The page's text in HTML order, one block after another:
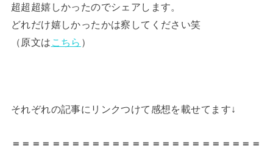
超超超嬉しかったのでシェアします。
どれだけ嬉しかったかは察してください笑
（原文は こちら ）
それぞれの記事にリンクつけて感想を載せてます↓
＝＝＝＝＝＝＝＝＝＝＝＝＝＝＝＝＝＝＝＝＝＝＝＝＝